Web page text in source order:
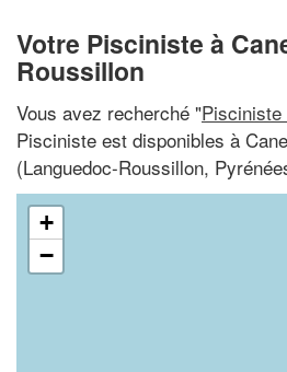
Votre Pisciniste à
Roussillon
Vous avez recherché "Pisciniste
Pisciniste est disponibles à
(Languedoc-Roussillon,
+
−